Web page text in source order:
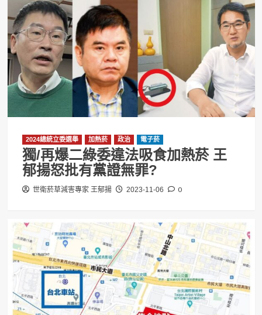
2024總統立委選舉 加熱菸 政治 電子菸
獨/再爆二綠委違法吸食加熱菸 王
郁揚怒批有黨證無罪?
世衛菸草減害專家 王郁揚 2023-11-06 0